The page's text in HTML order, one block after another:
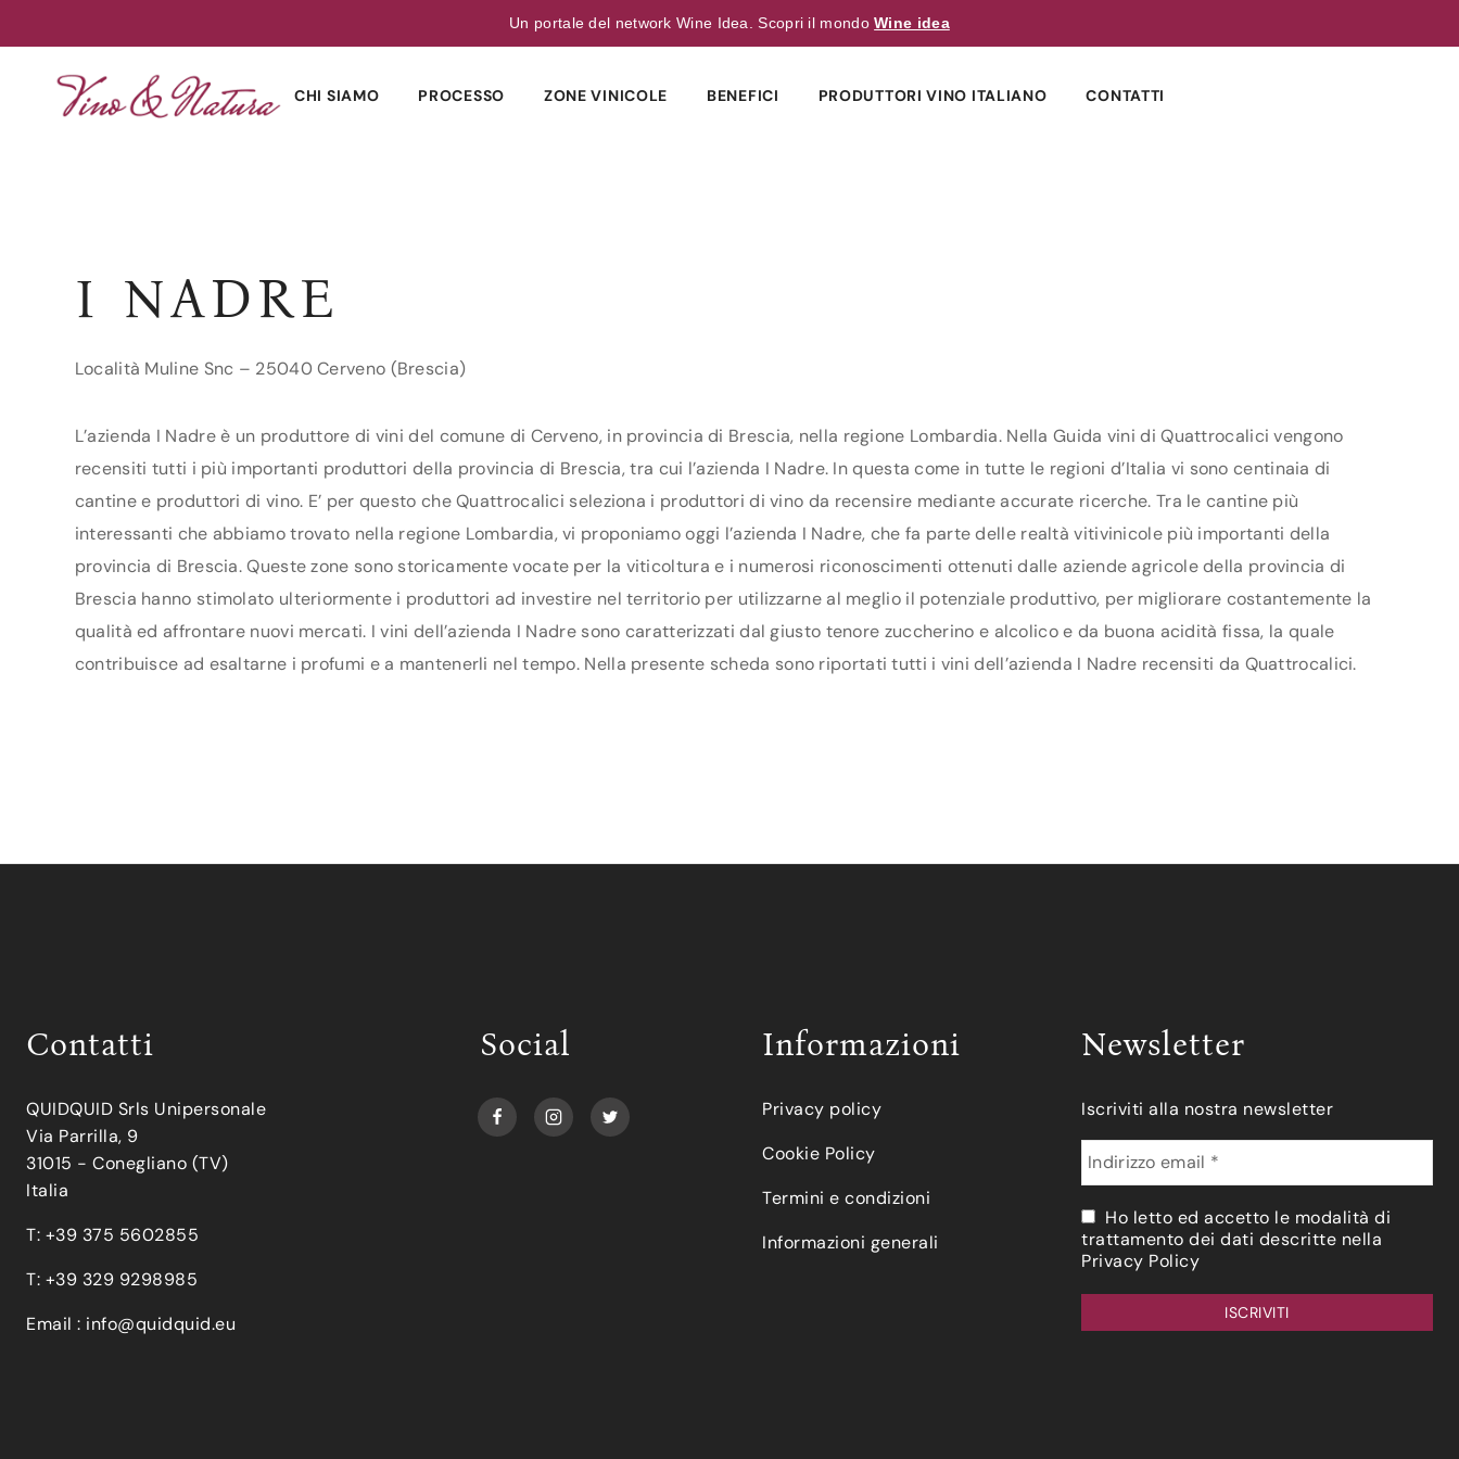
Un portale del network Wine Idea. Scopri il mondoWine idea
CHI SIAMO PROCESSO ZONE VINICOLE BENEFICI PRODUTTORI VINO ITALIANO CONTATTI
I NADRE
Località Muline Snc – 25040 Cerveno (Brescia)
L’azienda I Nadre è un produttore di vini del comune di Cerveno, in provincia di Brescia, nella regione Lombardia. Nella Guida vini di Quattrocalici vengono
recensiti tutti i più importanti produttori della provincia di Brescia, tra cui l’azienda I Nadre. In questa come in tutte le regioni d’Italia vi sono centinaia di
cantine e produttori di vino. E’ per questo che Quattrocalici seleziona i produttori di vino da recensire mediante accurate ricerche. Tra le cantine più
interessanti che abbiamo trovato nella regione Lombardia, vi proponiamo oggi l’azienda I Nadre, che fa parte delle realtà vitivinicole più importanti della
provincia di Brescia. Queste zone sono storicamente vocate per la viticoltura e i numerosi riconoscimenti ottenuti dalle aziende agricole della provincia di
Brescia hanno stimolato ulteriormente i produttori ad investire nel territorio per utilizzarne al meglio il potenziale produttivo, per migliorare costantemente la
qualità ed affrontare nuovi mercati. I vini dell’azienda I Nadre sono caratterizzati dal giusto tenore zuccherino e alcolico e da buona acidità fissa, la quale
contribuisce ad esaltarne i profumi e a mantenerli nel tempo. Nella presente scheda sono riportati tutti i vini dell’azienda I Nadre recensiti da Quattrocalici.
Contatti
QUIDQUID Srls Unipersonale
Via Parrilla, 9
31015 - Conegliano (TV)
Italia
T: +39 375 5602855
T: +39 329 9298985
Email : info@quidquid.eu
Social Informazioni
Privacy policy
Cookie Policy
Termini e condizioni
Informazioni generali
Newsletter
Iscriviti alla nostra newsletter
Ho letto ed accetto le modalità di
trattamento dei dati descritte nella
Privacy Policy